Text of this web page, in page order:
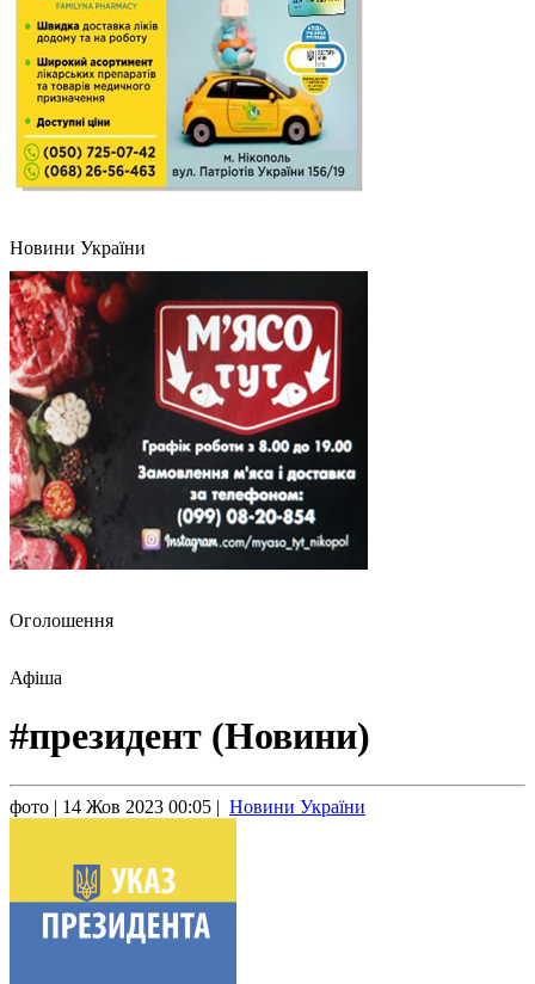
Новини України
Оголошення
Афіша
#президент (Новини)
фото | 14 Жов 2023 00:05 | Новини України